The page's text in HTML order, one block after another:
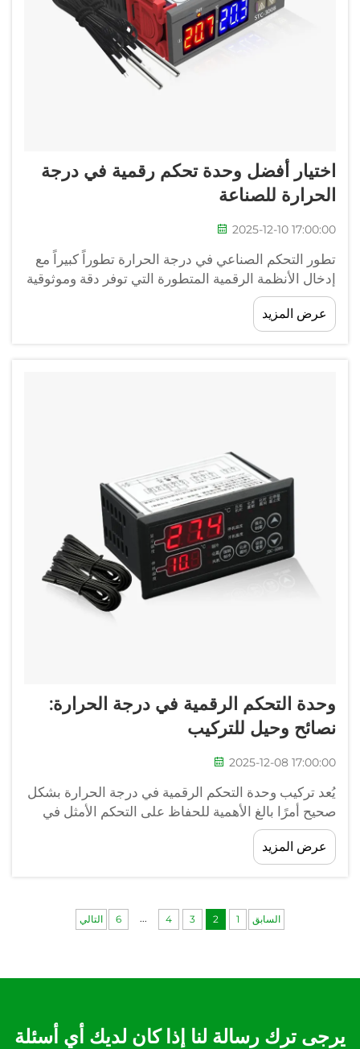
اختيار أفضل وحدة تحكم رقمية في درجة
الحرارة للصناعة
2025-12-10 17:00:00
تطور التحكم الصناعي في درجة الحرارة تطوراً كبيراً مع
إدخال الأنظمة الرقمية المتطورة التي توفر دقة وموثوقية
لم يسبق لها مثيل. تتطلب عمليات التصنيع الحديثة إدارة
دقيقة للحرارة لضمان جودة المنتج والأداء الفعال
والامتثال للمعايير.
عرض المزيد
وحدة التحكم الرقمية في درجة الحرارة:
نصائح وحيل للتركيب
2025-12-08 17:00:00
يُعد تركيب وحدة التحكم الرقمية في درجة الحرارة بشكل
صحيح أمرًا بالغ الأهمية للحفاظ على التحكم الأمثل في
درجة الحرارة في مختلف التطبيقات الصناعية والتجارية.
سواء كنت تعمل مع أنظمة التبريد، أو وحدات تكييف
الهواء والتهوية (HVAC)، أو معدات التبريد الخاصة...
عرض المزيد
السابق 1
2
3
4
...
6 التالي
يرجى ترك رسالة لنا إذا كان لديك أي أسئلة